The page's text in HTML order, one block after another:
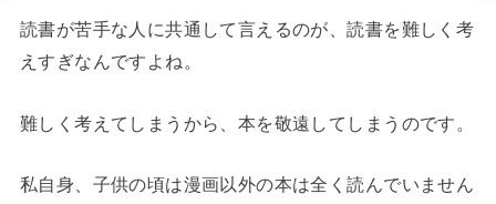
読書が苦手な人に共通して言えるのが、読書を難しく考
えすぎなんですよね。
難しく考えてしまうから、本を敬遠してしまうのです。
私自身、子供の頃は漫画以外の本は全く読んでいません